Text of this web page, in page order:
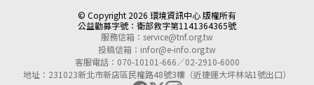
© Copyright 2026 環境資訊中心 版權所有
公益勸募字號： 衛部救字第1141364365號
服務信箱： service@tnf.org.tw
投稿信箱： infor@e-info.org.tw
客服電話：070-10101-666／02-2910-6000
地址：231023新北市新店區民權路48號3樓（近捷運大坪林站1號出口）